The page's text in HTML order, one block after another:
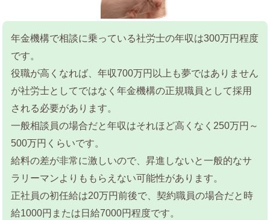
年金機構で相談に乗っている社労士の年収は300万円程度
です。
役職が高くなれば、年収700万円以上も夢ではありません
が社労士としてではなく年金機構の正規職員として採用
される必要があります。
一般相談員の場合だと年収はそれほど高くなく250万円～
500万円くらいです。
給料の差が非常に激しいので、昇進しないと一般的なサ
ラリーマンよりももらえない可能性があります。
正社員の初任給は20万円前後で、契約職員の場合だと時
給1000円または日給7000円程度です。